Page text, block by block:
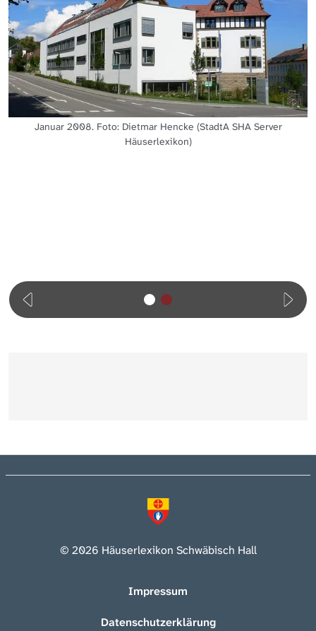
Januar 2008. Foto: Dietmar Hencke (StadtA SHA Server
Häuserlexikon)
© 2026 Häuserlexikon Schwäbisch Hall
Impressum
Datenschutzerklärung